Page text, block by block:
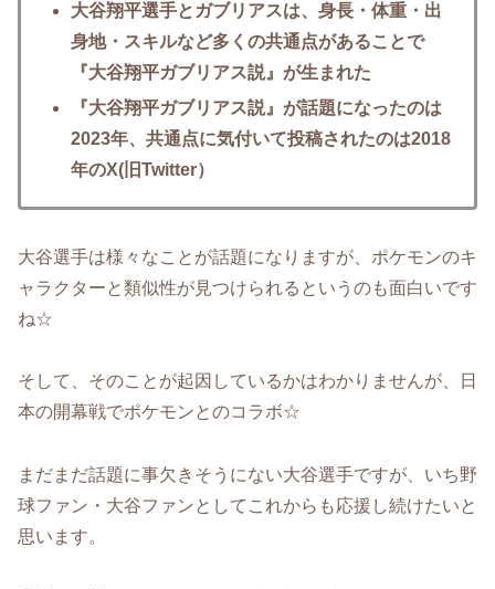
大谷翔平選手とガブリアスは、身長・体重・出
身地・スキルなど多くの共通点があることで
『大谷翔平ガブリアス説』が生まれた
『大谷翔平ガブリアス説』が話題になったのは
2023年、共通点に気付いて投稿されたのは2018
年のX(旧Twitter）
大谷選手は様々なことが話題になりますが、ポケモンのキ
ャラクターと類似性が見つけられるというのも面白いです
ね☆
そして、そのことが起因しているかはわかりませんが、日
本の開幕戦でポケモンとのコラボ☆
まだまだ話題に事欠きそうにない大谷選手ですが、いち野
球ファン・大谷ファンとしてこれからも応援し続けたいと
思います。